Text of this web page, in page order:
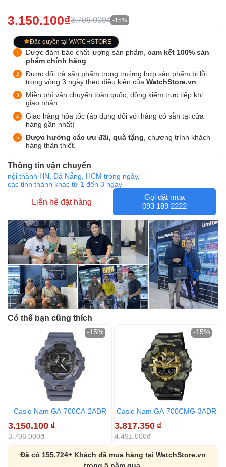
3.150.100₫3.706.000₫ -15%
Đặc quyền tại WATCHSTORE
Được đảm bảo chất lượng sản phẩm, cam kết 100% sản
phẩm chính hãng
Được đổi trả sản phẩm trong trường hợp sản phẩm bị lỗi
trong vòng 3 ngày theo điều kiện của WatchStore.vn
Miễn phí vận chuyển toàn quốc, đồng kiểm trực tiếp khi
giao nhận.
Giao hàng hỏa tốc (áp dụng đối với hàng có sẵn tại cửa
hàng gần nhất)
Được hưởng các ưu đãi, quà tặng , chương trình khách
hàng thân thiết.
Thông tin vận chuyển
nội thành HN, Đà Nẵng, HCM trong ngày,
các tỉnh thành khác từ 1 đến 3 ngày
Liên hệ đặt hàng
Gọi đặt mua
093 189 2222
Có thể bạn cũng thích
Casio Nam GA-700CA-2ADR
3.150.100 ₫
3.706.000đ
-15%
Casio Nam GA-700CMG-3ADR
3.817.350 ₫
4.491.000đ
-15%
Đã có 155,724+ Khách đã mua hàng tại WatchStore.vn